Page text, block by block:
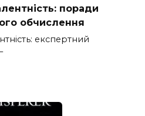
поради
обчислення
експертний